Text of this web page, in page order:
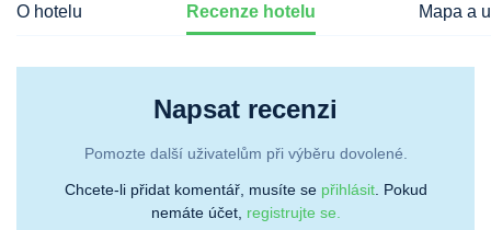
O hotelu Recenze hotelu Mapa a
Napsat recenzi
Pomozte další uživatelům při výběru dovolené.
Chcete-li přidat komentář, musíte se přihlásit. Pokud
nemáte účet, registrujte se.